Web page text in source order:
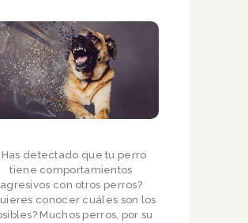
detectado que tu perro
tiene comportamientos
agresivos con otros perros?
conocer cuáles son los
Muchos perros, por su